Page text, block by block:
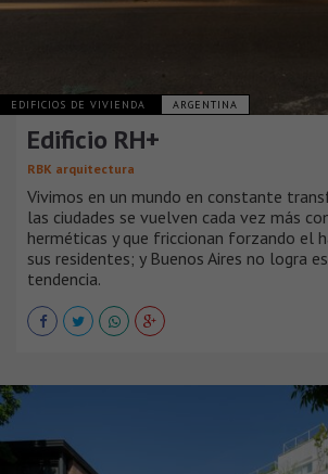
EDIFICIOS DE VIVIENDA ARGENTINA
Edificio RH+
RBK arquitectura
Vivimos en un mundo en constante
las ciudades se vuelven cada vez más
herméticas y que friccionan forzando el
sus residentes; y Buenos Aires no logra
tendencia.